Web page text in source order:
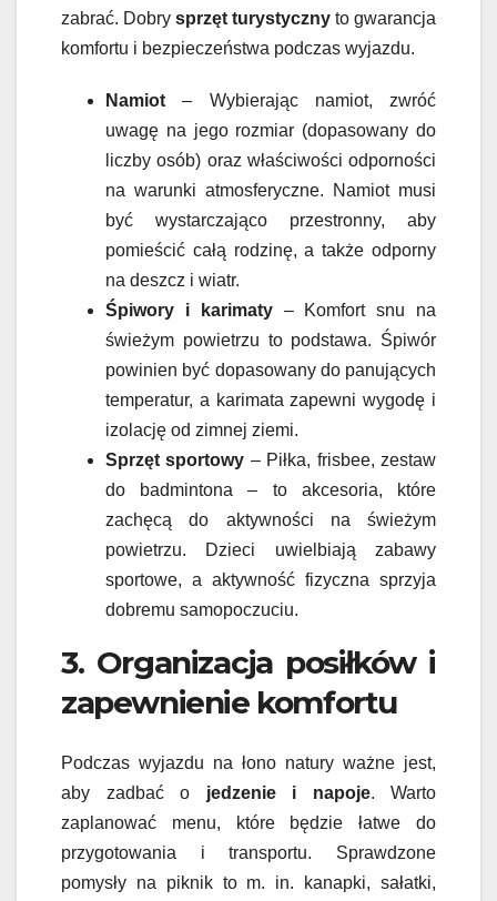
zabrać. Dobry sprzęt turystyczny to gwarancja
komfortu i bezpieczeństwa podczas wyjazdu.
Namiot – Wybierając namiot, zwróć
uwagę na jego rozmiar (dopasowany do
liczby osób) oraz właściwości odporności
na warunki atmosferyczne. Namiot musi
być wystarczająco przestronny, aby
pomieścić całą rodzinę, a także odporny
na deszcz i wiatr.
Śpiwory i karimaty– Komfort snu na
świeżym powietrzu to podstawa. Śpiwór
powinien być dopasowany do panujących
temperatur, a karimata zapewni wygodę i
izolację od zimnej ziemi.
Sprzęt sportowy – Piłka, frisbee, zestaw
do badmintona – to akcesoria, które
zachęcą do aktywności na świeżym
powietrzu. Dzieci uwielbiają zabawy
sportowe, a aktywność fizyczna sprzyja
dobremu samopoczuciu.
3. Organizacja posiłków i
zapewnienie komfortu
Podczas wyjazdu na łono natury ważne jest,
aby zadbać o jedzenie i napoje. Warto
zaplanować menu, które będzie łatwe do
przygotowania i transportu. Sprawdzone
pomysły na piknik to m. in. kanapki, sałatki,